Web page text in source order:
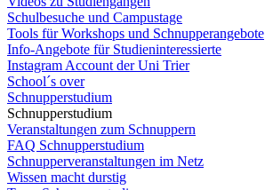
Schulbesuche und Campustage
Tools für Workshops und Schnupperangebote
Info-Angebote für Studieninteressierte
Instagram Account der Uni Trier
School´s over
Schnupperstudium
Schnupperstudium
Veranstaltungen zum Schnuppern
FAQ Schnupperstudium
Schnupperveranstaltungen im Netz
Wissen macht durstig